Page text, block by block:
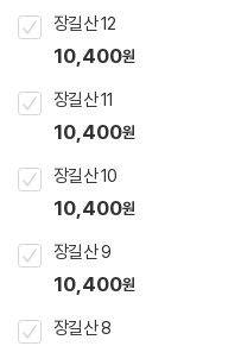
장길산 12
10,400원
장길산 11
10,400원
장길산 10
10,400원
장길산 9
10,400원
장길산 8